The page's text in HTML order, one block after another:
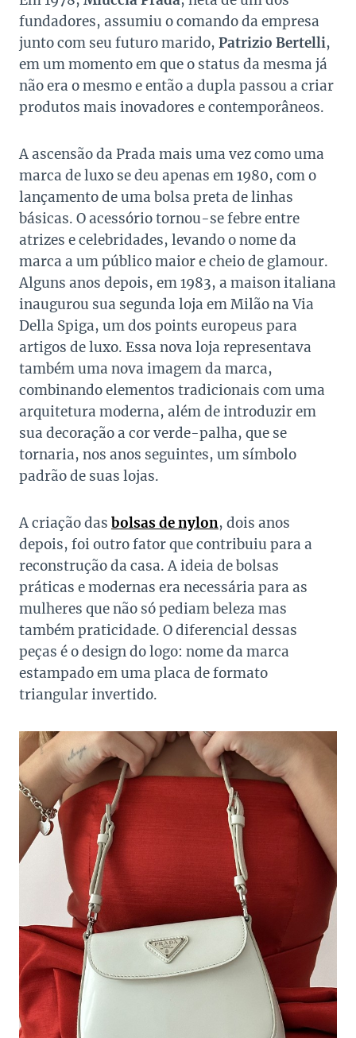
fundadores, assumiu o comando da empresa
junto com seu futuro marido, Patrizio Bertelli,
em um momento em que o status da mesma já
não era o mesmo e então a dupla passou a criar
produtos mais inovadores e contemporâneos.
A ascensão da Prada mais uma vez como uma
marca de luxo se deu apenas em 1980, com o
lançamento de uma bolsa preta de linhas
básicas. O acessório tornou-se febre entre
atrizes e celebridades, levando o nome da
marca a um público maior e cheio de glamour.
Alguns anos depois, em 1983, a maison italiana
inaugurou sua segunda loja em Milão na Via
Della Spiga, um dos points europeus para
artigos de luxo. Essa nova loja representava
também uma nova imagem da marca,
combinando elementos tradicionais com uma
arquitetura moderna, além de introduzir em
sua decoração a cor verde-palha, que se
tornaria, nos anos seguintes, um símbolo
padrão de suas lojas.
A criação das bolsas de nylon, dois anos
depois, foi outro fator que contribuiu para a
reconstrução da casa. A ideia de bolsas
práticas e modernas era necessária para as
mulheres que não só pediam beleza mas
também praticidade. O diferencial dessas
peças é o design do logo: nome da marca
estampado em uma placa de formato
triangular invertido.